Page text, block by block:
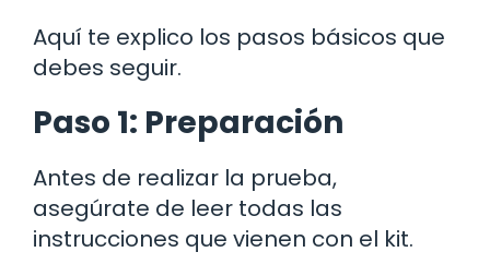
Aquí te explico los pasos básicos que
debes seguir.
Paso 1: Preparación
Antes de realizar la prueba,
asegúrate de leer todas las
instrucciones que vienen con el kit.